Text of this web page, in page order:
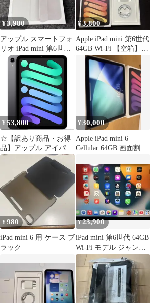
¥3,980
アップル スマートフォ
リオ iPad mini 第6世代
純正 ホワイト
¥3,800
Apple iPad mini 第6世代
64GB Wi-Fi 【空箱】付
属品付
¥ 53,800
☆【訳あり商品・お得
品】アップル アイパッ
ドミニ Apple iPad mini
6 第6世代 Wi-Fi +
Cellular 64GB スペース
グレイ SIMフリー
¥30,000
Apple iPad mini 6
Cellular 64GB 画面割れ
¥980
iPad mini 6 用 ケース ブ
ラック
¥23,900
iPad mini 第6世代 64GB
Wi-Fi モデル ジャンク
品